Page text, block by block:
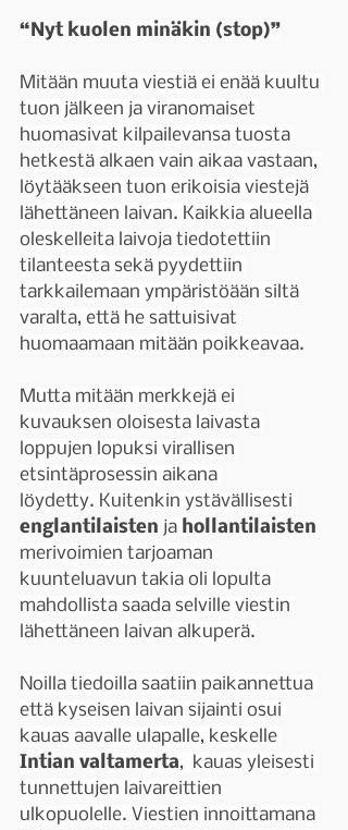
“Nyt kuolen minäkin (stop)”
Mitään muuta viestiä ei enää kuultu
tuon jälkeen ja viranomaiset
huomasivat kilpailevansa tuosta
hetkestä alkaen vain aikaa vastaan,
löytääkseen tuon erikoisia viestejä
lähettäneen laivan. Kaikkia alueella
oleskelleita laivoja tiedotettiin
tilanteesta sekä pyydettiin
tarkkailemaan ympäristöään siltä
varalta, että he sattuisivat
huomaamaan mitään poikkeavaa.
Mutta mitään merkkejä ei
kuvauksen oloisesta laivasta
loppujen lopuksi virallisen
etsintäprosessin aikana
löydetty. Kuitenkin ystävällisesti
englantilaisten ja hollantilaisten
merivoimien tarjoaman
kuunteluavun takia oli lopulta
mahdollista saada selville viestin
lähettäneen laivan alkuperä.
Noilla tiedoilla saatiin paikannettua
että kyseisen laivan sijainti osui
kauas aavalle ulapalle, keskelle
Intian valtamerta,  kauas yleisesti
tunnettujen laivareittien
ulkopuolelle. Viestien innoittamana